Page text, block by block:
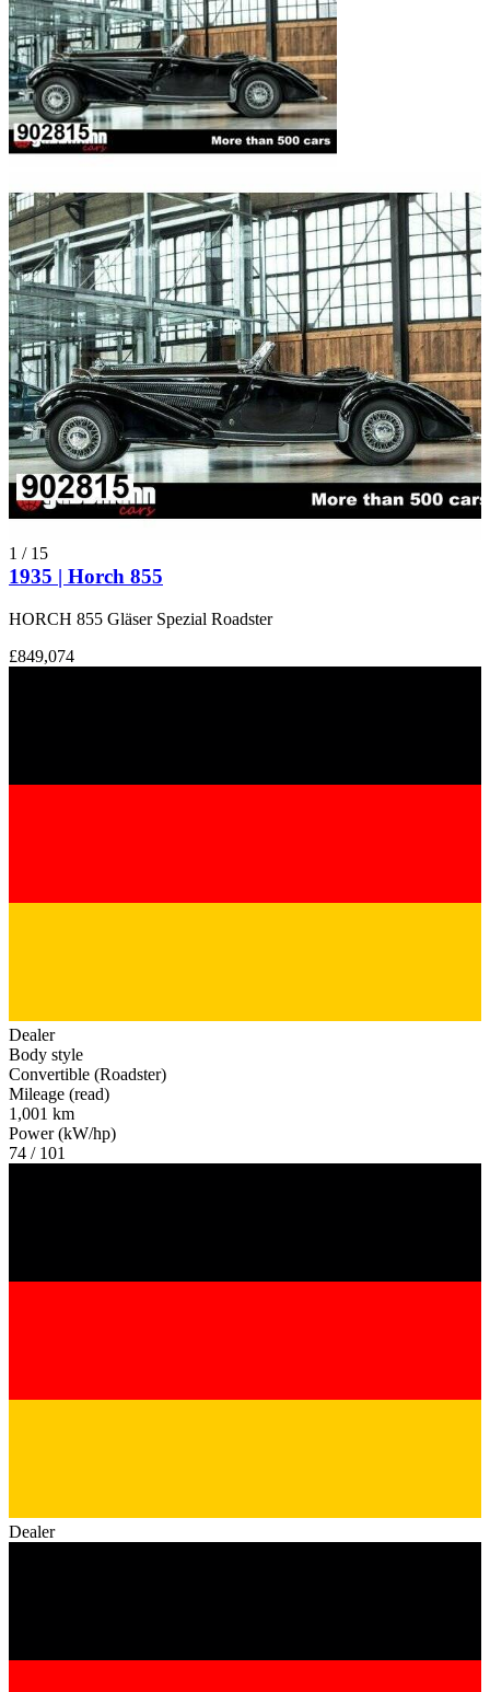
1 / 15
1935 | Horch 855
HORCH 855 Gläser Spezial Roadster
£849,074
Dealer
Body style
Convertible (Roadster)
Mileage (read)
1,001 km
Power (kW/hp)
74 / 101
Dealer